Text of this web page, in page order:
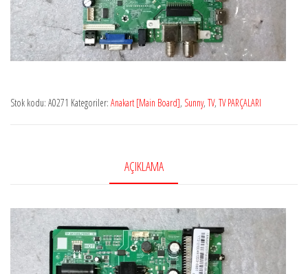
Stok kodu: A0271 Kategoriler: Anakart [Main Board], Sunny, TV, TV PARÇALARI
AÇIKLAMA